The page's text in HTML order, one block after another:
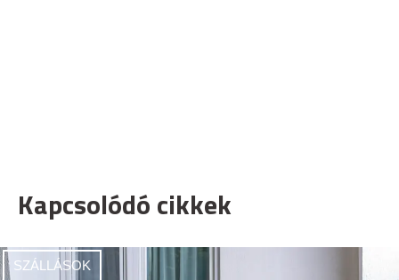
Kapcsolódó cikkek
SZÁLLÁSOK